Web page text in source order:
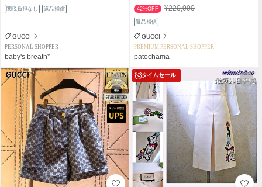
関税負担なし 返品補償
GUCCI
PERSONAL SHOPPER
baby's breath*
42%OFF ¥220,000
返品補償
GUCCI
PREMIUM PERSONAL SHOPPER
patochama
タイムセール